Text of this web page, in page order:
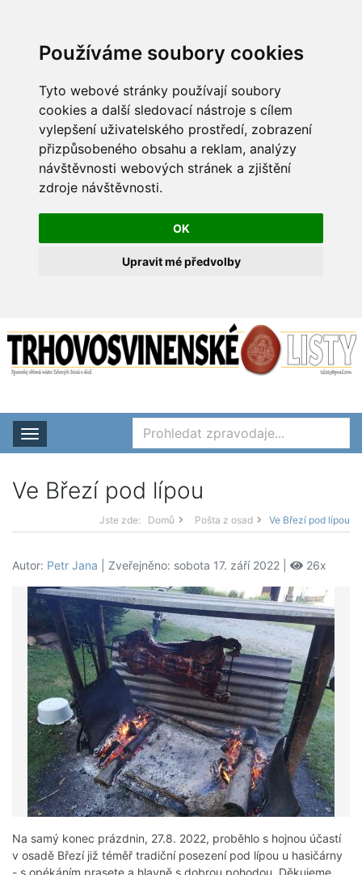
Používáme soubory cookies
Tyto webové stránky používají soubory
cookies a další sledovací nástroje s cílem
vylepšení uživatelského prostředí, zobrazení
přizpůsobeného obsahu a reklam, analýzy
návštěvnosti webových stránek a zjištění
zdroje návštěvnosti.
OK
Upravit mé předvolby
Rozbalit nabídku
Ve Březí pod lípou
Jste zde: Domů Pošta z osad Ve Březí pod lípou
Autor: Petr Jana | Zveřejněno: sobota 17. září 2022 | 26x
Na samý konec prázdnin, 27.8. 2022, proběhlo s hojnou účastí
v osadě Březí již téměř tradiční posezení pod lípou u hasičárny
- s opékáním prasete a hlavně s dobrou pohodou. Děkujeme